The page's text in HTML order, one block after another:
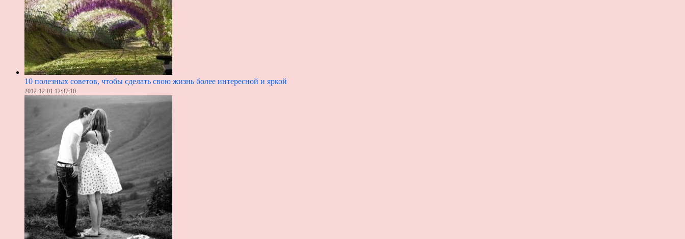
10 полезных советов, чтобы сделать свою жизнь более интересной и яркой
2012-12-01 12:37:10